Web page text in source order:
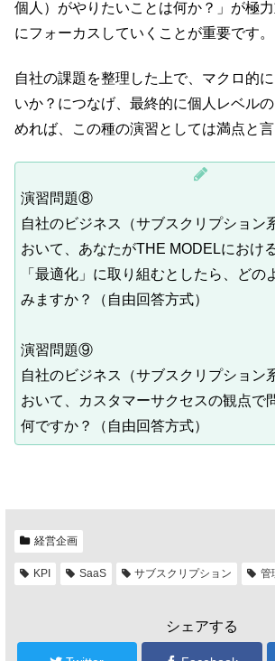
個人）がやりたいことは何か？」が極
にフォーカスしていくことが重要です。
自社の課題を整理した上で、マクロ的
いか？につなげ、最終的に個人レベル
めれば、この種の演習としては満点と言
演習問題⑧
自社のビジネス（サブスクリプション
おいて、あなたがTHE MODELにおけ
「最適化」に取り組むとしたら、どの
みますか？（自由回答方式）
演習問題⑨
自社のビジネス（サブスクリプション
おいて、カスタマーサクセスの観点で
何ですか？（自由回答方式）
経営企画
KPI SaaS サブスクリプション 管
シェアする